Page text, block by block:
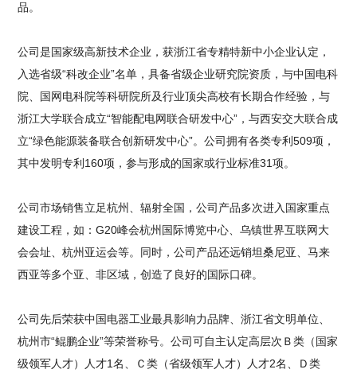
品。
公司是国家级高新技术企业，获浙江省专精特新中小企业认定，
入选省级“科改企业”名单，具备省级企业研究院资质，与中国电科
院、国网电科院等科研院所及行业顶尖高校有长期合作经验，与
浙江大学联合成立“智能配电网联合研发中心”，与西安交大联合成
立“绿色能源装备联合创新研发中心”。公司拥有各类专利509项，
其中发明专利160项，参与形成的国家或行业标准31项。
公司市场销售立足杭州、辐射全国，公司产品多次进入国家重点
建设工程，如：G20峰会杭州国际博览中心、乌镇世界互联网大
会会址、杭州亚运会等。同时，公司产品还远销坦桑尼亚、马来
西亚等多个亚、非区域，创造了良好的国际口碑。
公司先后荣获中国电器工业最具影响力品牌、浙江省文明单位、
杭州市“鲲鹏企业”等荣誉称号。公司可自主认定高层次Ｂ类（国家
级领军人才）人才1名、Ｃ类（省级领军人才）人才2名、Ｄ类